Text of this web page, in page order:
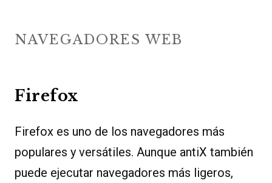
NAVEGADORES WEB
Firefox
Firefox es uno de los navegadores más
populares y versátiles. Aunque antiX también
puede ejecutar navegadores más ligeros,